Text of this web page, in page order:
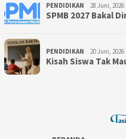
PENDIDIKAN 28 Juni, 2026
SPMB 2027 Bakal
PENDIDIKAN 20 Juni, 2026
Kisah Siswa Tak